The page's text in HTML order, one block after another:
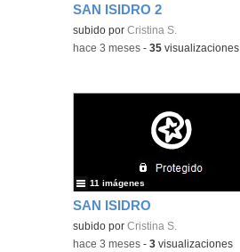
SAN ISIDRO 2
Contenido educativo.
subido porCristina S.
-hace 3 meses -35 visualizaciones
SAN ISIDRO
Contenido educativo.
subido porCristina S.
11 imágenes
-hace 3 meses -3 visualizaciones